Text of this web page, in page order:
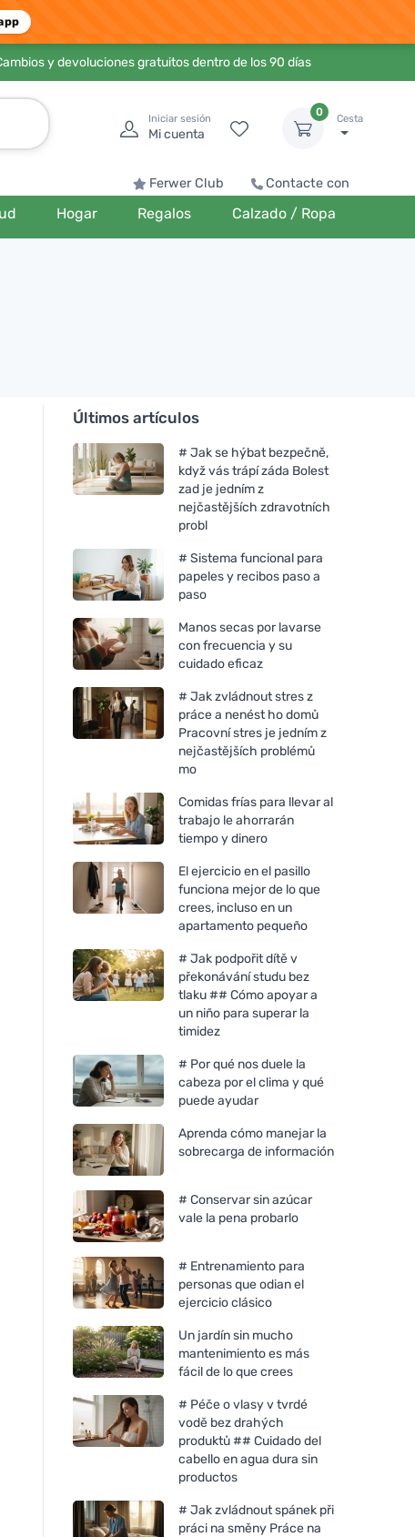
y devoluciones gratuitos dentro de los 90 días
Iniciar sesión
Mi cuenta
0
Cesta
Ferwer Club Contacte con
Hogar Regalos Calzado / Ropa
Últimos artículos
# Jak se hýbat bezpečně,
když vás trápí záda Bolest
zad je jedním z
nejčastějších zdravotních
probl
# Sistema funcional para
papeles y recibos paso a
paso
Manos secas por lavarse
con frecuencia y su
cuidado eficaz
# Jak zvládnout stres z
práce a nenést ho domů
Pracovní stres je jedním z
nejčastějších problémů
mo
Comidas frías para llevar al
trabajo le ahorrarán
tiempo y dinero
El ejercicio en el pasillo
funciona mejor de lo que
crees, incluso en un
apartamento pequeño
# Jak podpořit dítě v
překonávání studu bez
tlaku ## Cómo apoyar a
un niño para superar la
timidez
# Por qué nos duele la
cabeza por el clima y qué
puede ayudar
Aprenda cómo manejar la
sobrecarga de información
# Conservar sin azúcar
vale la pena probarlo
# Entrenamiento para
personas que odian el
ejercicio clásico
Un jardín sin mucho
mantenimiento es más
fácil de lo que crees
# Péče o vlasy v tvrdé
vodě bez drahých
produktů ## Cuidado del
cabello en agua dura sin
productos
# Jak zvládnout spánek při
práci na směny Práce na